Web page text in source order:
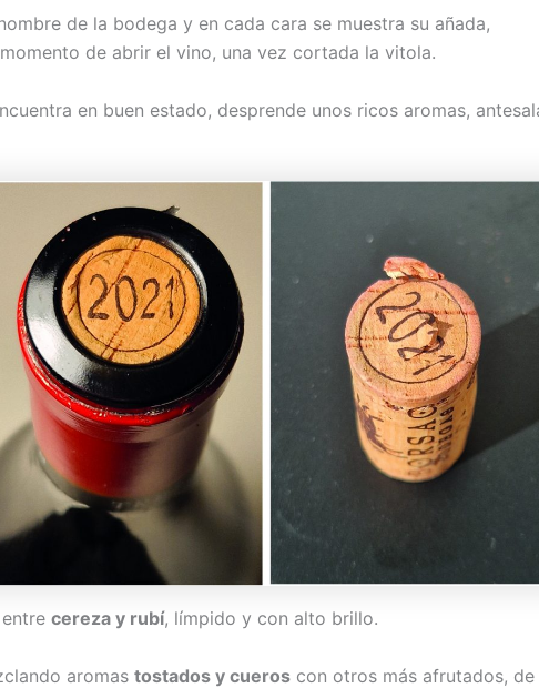
de la bodega y en cada cara se muestra su añada,
de abrir el vino, una vez cortada la vitola.
en buen estado, desprende unos ricos aromas,
entre cereza y rubí, límpido y con alto brillo.
aromas tostados y cueros con otros más afrutados, de